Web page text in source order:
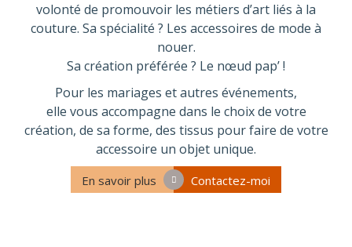
volonté de promouvoir les métiers d’art liés à la
couture. Sa spécialité ? Les accessoires de mode à
nouer.
Sa création préférée ? Le nœud pap’ !
Pour les mariages et autres événements,
elle vous accompagne dans le choix de votre
création, de sa forme, des tissus pour faire de votre
accessoire un objet unique.
En savoir plus Contactez-moi